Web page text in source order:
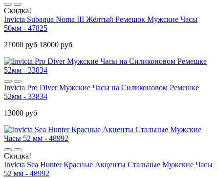
Скидка!
Invicta Subaqua Noma III Жёлтый Ремешок Мужские Часы
50мм - 47825
21000 руб 18000 руб
Invicta Pro Diver Мужские Часы на Силиконовом Ремешке
52мм - 33834
13000 руб
Скидка!
Invicta Sea Hunter Красные Акценты Стальные Мужские Часы
52 мм - 48992